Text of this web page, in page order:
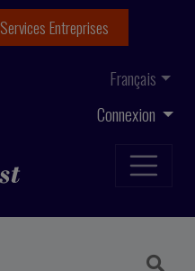
Connexion
Français
Services Entreprises